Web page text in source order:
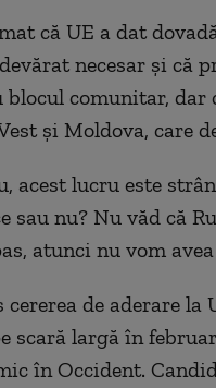
că UE a dat
necesar şi că
comunitar, dar
şi Moldova, care
acest lucru este
sau nu? Nu văd că
atunci nu vom avea
de aderare la
scară largă în
în Occident.